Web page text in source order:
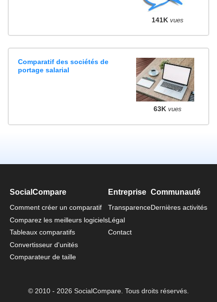
141K vues
Comparatif des sociétés de
portage salarial
63K vues
SocialCompare
Comment créer un comparatif
Comparez les meilleurs logiciels
Tableaux comparatifs
Convertisseur d'unités
Comparateur de taille
Entreprise
Transparence
Légal
Contact
Communauté
Dernières activités
© 2010 - 2026 SocialCompare. Tous droits réservés.